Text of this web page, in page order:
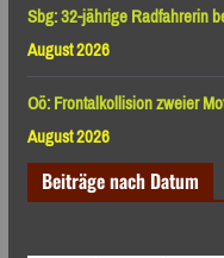
Sbg: 32-jährige Radfahrerin
August 2026
Oö: Frontalkollision zweier
August 2026
Beiträge nach Datum